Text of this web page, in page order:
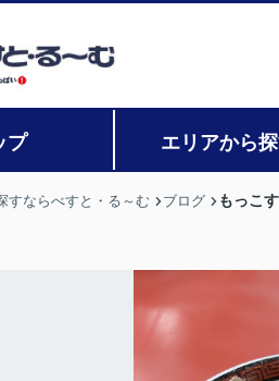
プ エリアから
すならべすと・る～む ブログ もっこ